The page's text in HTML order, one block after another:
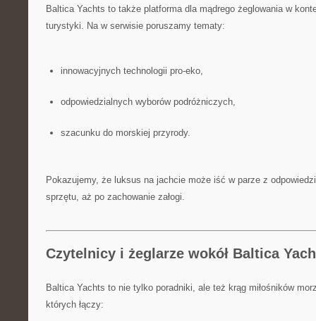
Baltica Yachts to także platforma dla mądrego żeglowania w
turystyki. Na w serwisie poruszamy tematy:
innowacyjnych technologii pro-eko,
odpowiedzialnych wyborów podróżniczych,
szacunku do morskiej przyrody.
Pokazujemy, że luksus na jachcie może iść w parze z
sprzętu, aż po zachowanie załogi.
Czytelnicy i żeglarze wokół Baltica
Baltica Yachts to nie tylko poradniki, ale też krąg miłośników
których łączy: